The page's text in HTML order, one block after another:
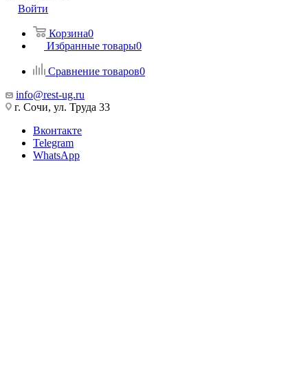
Войти
Корзина0
Избранные товары0
Сравнение товаров0
info@rest-ug.ru
г. Сочи, ул. Труда 33
Вконтакте
Telegram
WhatsApp